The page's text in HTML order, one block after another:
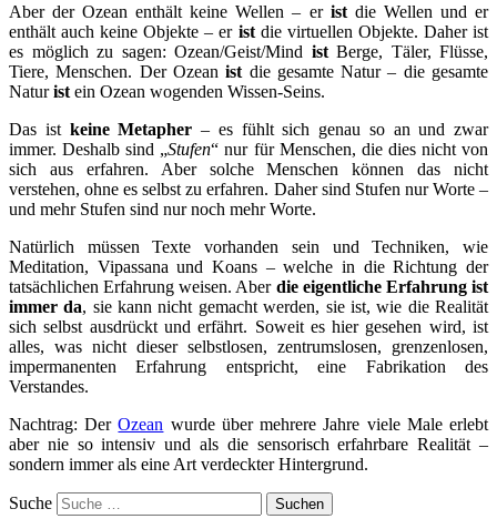
Aber der Ozean enthält keine Wellen – er istdie Wellen und er
enthält auch keine Objekte – er istdie virtuellen Objekte. Daher ist
es möglich zu sagen: Ozean/Geist/Mind istBerge, Täler, Flüsse,
Tiere, Menschen. Der Ozeanist die gesamte Natur – die gesamte
Naturist ein Ozean wogenden Wissen-Seins.
Das ist keine Metapher – es fühlt sich genau so an und zwar
immer. Deshalb sind „Stufen“ nur für Menschen, die dies nicht von
sich aus erfahren. Aber solche Menschen können das nicht
verstehen, ohne es selbst zu erfahren. Daher sind Stufen nur Worte –
und mehr Stufen sind nur noch mehr Worte.
Natürlich müssen Texte vorhanden sein und Techniken, wie
Meditation, Vipassana und Koans – welche in die Richtung der
tatsächlichen Erfahrung weisen. Aber die eigentliche Erfahrung ist
immer da, sie kann nicht gemacht werden, sie ist, wie die Realität
sich selbst ausdrückt und erfährt. Soweit es hier gesehen wird, ist
alles, was nicht dieser selbstlosen, zentrumslosen, grenzenlosen,
impermanenten Erfahrung entspricht, eine Fabrikation des
Verstandes.
Nachtrag: DerOzean wurde über mehrere Jahre viele Male erlebt
aber nie so intensiv und als die sensorisch erfahrbare Realität –
sondern immer als eine Art verdeckter Hintergrund.
Suche